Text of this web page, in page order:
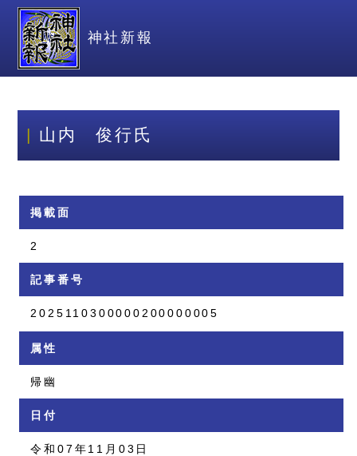
神社新報
山内 俊行氏
掲載面
2
記事番号
2025110300000200000005
属性
帰幽
日付
令和07年11月03日